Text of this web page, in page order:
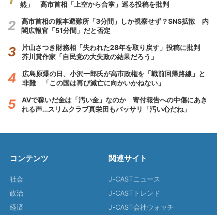
然」 高市首相「上空から合掌」巡る投稿を批判
高市首相の熊本避難所「3分間」しか視察せず？SNS拡散 内
閣広報官「51分間」だと否定
片山さつき財務相「失われた28年を取り戻す」投稿に批判
芥川賞作家「自民党の大失政の結果だろう」
広島原爆の日、小沢一郎氏が高市政権を「戦前回帰路線」と
非難 「この国は再び滅亡に向かいかねない」
AVで稼いだ金は「汚い金」なのか 寄付報告への中傷にあき
れる声...スリムクラブ真栄田もバッサリ「汚い心だね」
コンテンツ
社会
政治
経済
関連サイト
J-CASTニュース
J-CASTトレンド
J-CAST会社ウォッチ